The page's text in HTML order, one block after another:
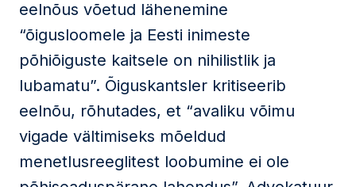
eelnõus võetud lähenemine
“õigusloomele ja Eesti inimeste
põhiõiguste kaitsele on nihilistlik ja
lubamatu”. Õiguskantsler kritiseerib
eelnõu, rõhutades, et “avaliku võimu
vigade vältimiseks mõeldud
menetlusreeglitest loobumine ei ole